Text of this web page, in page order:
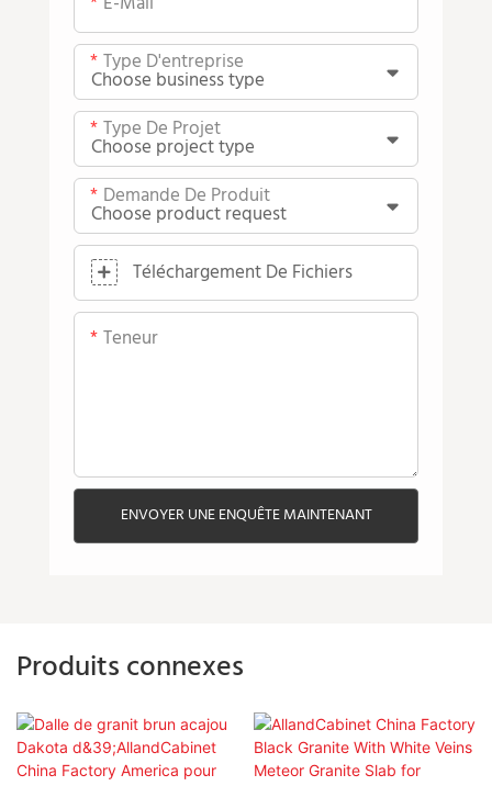
Type D'entreprise
Type De Projet
Demande De Produit
Téléchargement De Fichiers
Teneur
ENVOYER UNE ENQUÊTE MAINTENANT
Produits connexes